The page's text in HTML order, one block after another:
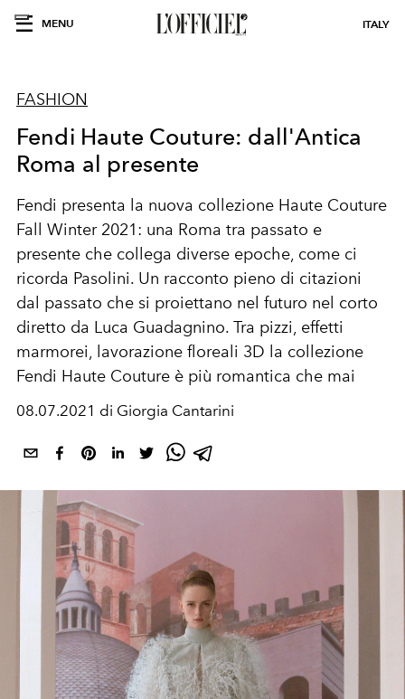
MENU ITALY
FASHION
Fendi Haute Couture: dall'Antica
Roma al presente
Fendi presenta la nuova collezione Haute Couture
Fall Winter 2021: una Roma tra passato e
presente che collega diverse epoche, come ci
ricorda Pasolini. Un racconto pieno di citazioni
dal passato che si proiettano nel futuro nel corto
diretto da Luca Guadagnino. Tra pizzi, effetti
marmorei, lavorazione floreali 3D la collezione
Fendi Haute Couture è più romantica che mai
08.07.2021 di Giorgia Cantarini